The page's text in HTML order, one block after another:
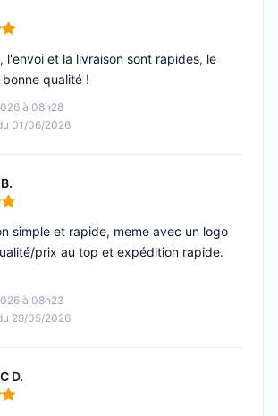
5
à 08h28
01/06/2026
l'envoi et la livraison sont rapides, le
qualité !
5
à 08h23
29/05/2026
simple et rapide, meme avec un logo
prix au top et expédition rapide.
D.
5